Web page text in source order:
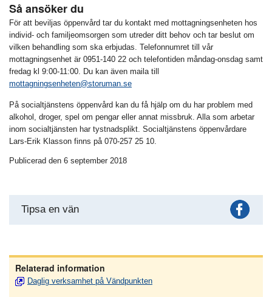
Så ansöker du
För att beviljas öppenvård tar du kontakt med mottagningsenheten hos
individ- och familjeomsorgen som utreder ditt behov och tar beslut om
vilken behandling som ska erbjudas. Telefonnumret till vår
mottagningsenhet är 0951-140 22 och telefontiden måndag-onsdag samt
fredag kl 9:00-11:00. Du kan även maila till
mottagningsenheten@storuman.se
På socialtjänstens öppenvård kan du få hjälp om du har problem med
alkohol, droger, spel om pengar eller annat missbruk. Alla som arbetar
inom socialtjänsten har tystnadsplikt. Socialtjänstens öppenvårdare
Lars-Erik Klasson finns på 070-257 25 10.
Publicerad den 6 september 2018
Tipsa en vän
Relaterad information
Daglig verksamhet på Vändpunkten